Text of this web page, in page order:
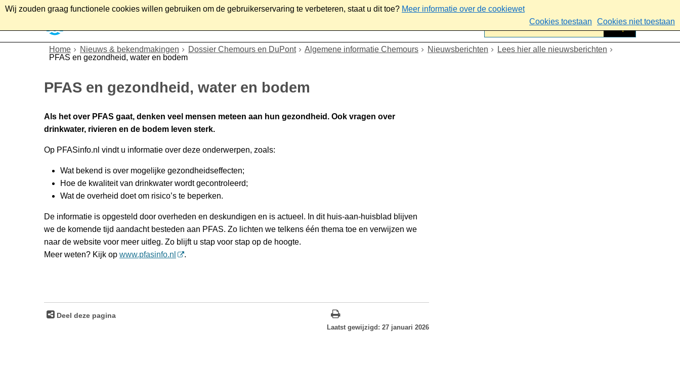
Wij zouden graag functionele cookies willen gebruiken om de gebruikerservaring te verbeteren, staat u dit toe? Meer informatie over de cookiewet
Cookies toestaan
Cookies niet toestaan
Home Nieuws & bekendmakingen Dossier Chemours en DuPont Algemene informatie Chemours Nieuwsberichten
Lees hier alle nieuwsberichten
PFAS en gezondheid, water en bodem
PFAS en gezondheid, water en bodem
Als het over PFAS gaat, denken veel mensen meteen aan hun gezondheid. Ook vragen over
drinkwater, rivieren en de bodem leven sterk.
Op PFASinfo.nl vindt u informatie over deze onderwerpen, zoals:
Wat bekend is over mogelijke gezondheidseffecten;
Hoe de kwaliteit van drinkwater wordt gecontroleerd;
Wat de overheid doet om risico’s te beperken.
De informatie is opgesteld door overheden en deskundigen en is actueel. In dit huis-aan-huisblad blijven
we de komende tijd aandacht besteden aan PFAS. Zo lichten we telkens één thema toe en verwijzen we
naar de website voor meer uitleg. Zo blijft u stap voor stap op de hoogte.
Meer weten? Kijk op www.pfasinfo.nl .
Deel deze pagina
Laatst gewijzigd: 27 januari 2026